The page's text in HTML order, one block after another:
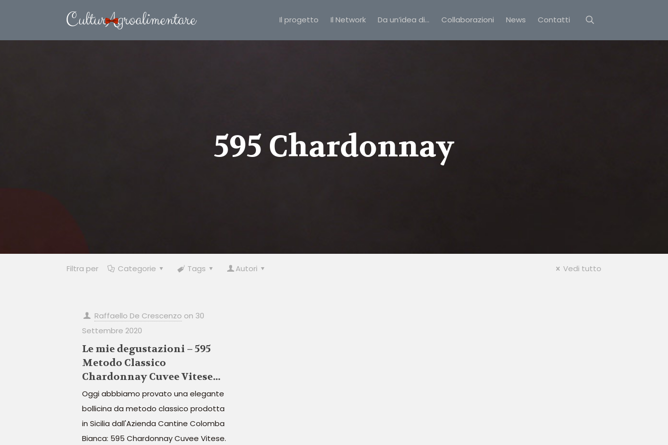
Il progetto Il Network Da un’idea di… Collaborazioni News Contatti
595 Chardonnay
Filtra per Categorie Tags Autori Vedi tutto
Raffaello De Crescenzo on 30
Settembre 2020
Le mie degustazioni – 595
Metodo Classico
Chardonnay Cuvee Vitese
della Cantina Colomba
Bianca
Oggi abbbiamo provato una elegante
bollicina da metodo classico prodotta
in Sicilia dall'Azienda Cantine Colomba
Bianca: 595 Chardonnay Cuvee Vitese.